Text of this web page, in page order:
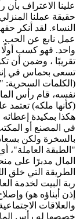
علينا الاعتراف
حقيقة عملنا
النساء. لقد أنكر
عمل نابع عن الحب.
واحد. فهو كسب
تقريبًا ، وضمن أن
تسعى بحماس في
(الكلمات السحرية:
نفسه، قام رأس
(كأنها ملكه)
هكذا بمكيدة
في المصنع أو
بالسخرة ولكن
"الطبقة العاملة"،
المال مدبرًا على
الطريقة التي خلق
ربة البيت لخدمة
إذن أبناؤه هو)
والعلاقات
خصصها له رأس